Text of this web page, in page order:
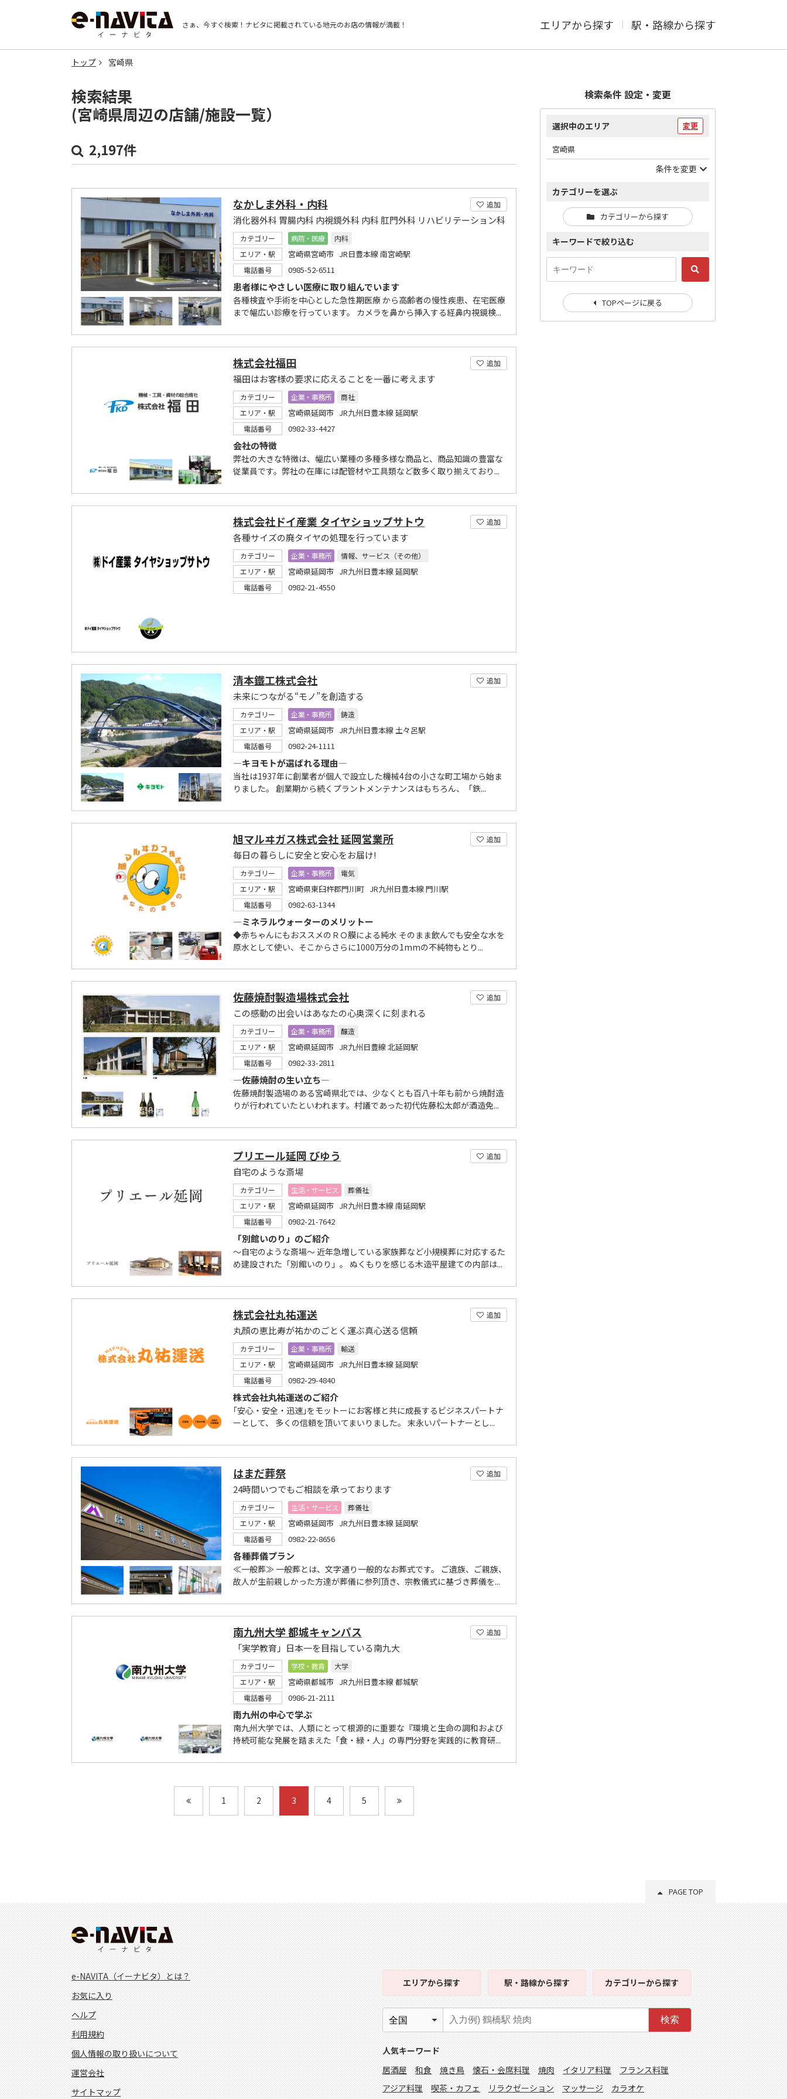
さぁ、今すぐ検索！ ナビタに掲載されている地元のお店の情報が満載！ エリアから探す 駅・路線から探す
トップ 宮崎県
検索結果
(宮崎県周辺の店舗/施設一覧）
2,197件
追加
なかしま外科・内科
消化器外科 胃腸内科 内視鏡外科 内科 肛門外科 リハビリテーション科
カテゴリー 病院・医療
内科
エリア・駅
宮崎県宮崎市 JR日豊本線 南宮崎駅
電話番号 0985-52-6511
患者様にやさしい医療に取り組んでいます
各種検査や手術を中心とした急性期医療 から高齢者の慢性疾患、在宅医療
まで幅広い診療を行っています。 カメラを鼻から挿入する経鼻内視鏡検...
追加
株式会社福田
福田はお客様の要求に応えることを一番に考えます
カテゴリー 企業・事務所
商社
エリア・駅
宮崎県延岡市 JR九州日豊本線 延岡駅
電話番号 0982-33-4427
会社の特徴
弊社の大きな特徴は、幅広い業種の多種多様な商品と、商品知識の豊富な
従業員です。弊社の在庫には配管材や工具類など数多く取り揃えており...
追加
株式会社ドイ産業 タイヤショップサトウ
各種サイズの廃タイヤの処理を行っています
カテゴリー 企業・事務所
情報、サービス（その他）
エリア・駅
宮崎県延岡市 JR九州日豊本線 延岡駅
電話番号 0982-21-4550
追加
清本鐵工株式会社
未来につながる“モノ”を創造する
カテゴリー 企業・事務所
鋳造
エリア・駅
宮崎県延岡市 JR九州日豊本線 土々呂駅
電話番号 0982-24-1111
―キヨモトが選ばれる理由―
当社は1937年に創業者が個人で設立した機械4台の小さな町工場から始ま
りました。 創業期から続くプラントメンテナンスはもちろん、「鉄...
追加
旭マルヰガス株式会社 延岡営業所
毎日の暮らしに安全と安心をお届け!
カテゴリー 企業・事務所
電気
エリア・駅
宮崎県東臼杵郡門川町 JR九州日豊本線 門川駅
電話番号 0982-63-1344
―ミネラルウォーターのメリットー
◆赤ちゃんにもおススメのＲＯ膜による純水 そのまま飲んでも安全な水を
原水として使い、そこからさらに1000万分の1mmの不純物もとり...
追加
佐藤焼酎製造場株式会社
この感動の出会いはあなたの心奥深くに刻まれる
カテゴリー 企業・事務所
醸造
エリア・駅
宮崎県延岡市 JR九州日豊線 北延岡駅
電話番号 0982-33-2811
―佐藤焼酎の生い立ち―
佐藤焼酎製造場のある宮崎県北では、少なくとも百八十年も前から焼酎造
りが行われていたといわれます。村議であった初代佐藤松太郎が酒造免...
追加
プリエール延岡 びゆう
自宅のような斎場
カテゴリー 生活・サービス
葬儀社
エリア・駅
宮崎県延岡市 JR九州日豊本線 南延岡駅
電話番号 0982-21-7642
「別館いのり」のご紹介
～自宅のような斎場～ 近年急増している家族葬など小規模葬に対応するた
め建設された「別館いのり」。 ぬくもりを感じる木造平屋建ての内部は...
追加
株式会社丸祐運送
丸顔の恵比寿が祐かのごとく運ぶ真心送る信頼
カテゴリー 企業・事務所
輸送
エリア・駅
宮崎県延岡市 JR九州日豊本線 延岡駅
電話番号 0982-29-4840
株式会社丸祐運送のご紹介
｢安心・安全・迅速｣をモットーにお客様と共に成長するビジネスパートナ
ーとして、 多くの信頼を頂いてまいりました。 末永いパートナーとし...
追加
はまだ葬祭
24時間いつでもご相談を承っております
カテゴリー 生活・サービス
葬儀社
エリア・駅
宮崎県延岡市 JR九州日豊本線 延岡駅
電話番号 0982-22-8656
各種葬儀プラン
≪一般葬≫ 一般葬とは、文字通り一般的なお葬式です。 ご遺族、ご親族、
故人が生前親しかった方達が葬儀に参列頂き、宗教儀式に基づき葬儀を...
追加
南九州大学 都城キャンパス
「実学教育」日本一を目指している南九大
カテゴリー 学校・教育
大学
エリア・駅
宮崎県都城市 JR九州日豊本線 都城駅
電話番号 0986-21-2111
南九州の中心で学ぶ
南九州大学では、人類にとって根源的に重要な『環境と生命の調和および
持続可能な発展を踏まえた「食・緑・人」の専門分野を実践的に教育研...
1 2 3 4 5
検索条件 設定・変更
選択中のエリア 変更
宮崎県
条件を変更
カテゴリーを選ぶ
カテゴリーから探す
キーワードで絞り込む
TOPページに戻る
PAGE TOP
e-NAVITA（イーナビタ）とは？
お気に入り
ヘルプ
利用規約
個人情報の取り扱いについて
運営会社
サイトマップ
エリアから探す 駅・路線から探す カテゴリーから探す
検索
人気キーワード
居酒屋
和食 焼き鳥 懐石・会席料理 焼肉 イタリア料理
フランス料理
アジア料理
喫茶・カフェ リラクゼーション マッサージ カラオケ